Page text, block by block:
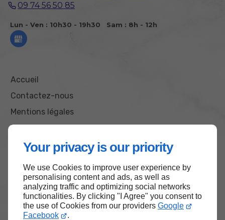
Your privacy is our priority
We use Cookies to improve user experience by
personalising content and ads, as well as
analyzing traffic and optimizing social networks
functionalities. By clicking "I Agree" you consent to
the use of Cookies from our providers Google
Facebook
.
09 74 56 50 85
Lun - Ven : 10h30 - 19h30 Sam : 8h - 12h
Accueil
Contactez-nous
Mentions légales
Plan du site
Haut de page